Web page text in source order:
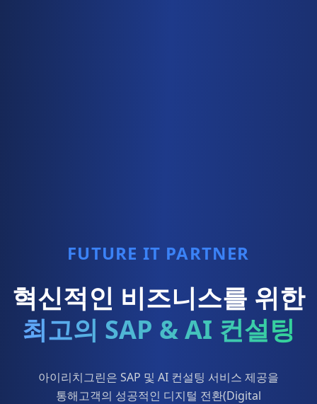
FUTURE IT PARTNER
혁신적인 비즈니스를 위한
최고의 SAP & AI 컨설팅
아이리치그린은 SAP 및 AI 컨설팅 서비스 제공을
통해고객의 성공적인 디지털 전환(Digital